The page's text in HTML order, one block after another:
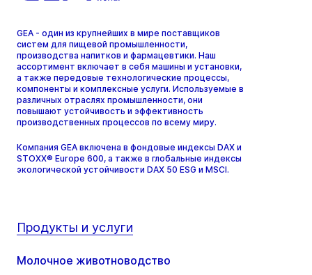
GEA - один из крупнейших в мире поставщиков
систем для пищевой промышленности,
производства напитков и фармацевтики. Наш
ассортимент включает в себя машины и установки,
а также передовые технологические процессы,
компоненты и комплексные услуги. Используемые в
различных отраслях промышленности, они
повышают устойчивость и эффективность
производственных процессов по всему миру.
Компания GEA включена в фондовые индексы DAX и
STOXX® Europe 600, а также в глобальные индексы
экологической устойчивости DAX 50 ESG и MSCI.
Продукты и услуги
Молочное животноводство